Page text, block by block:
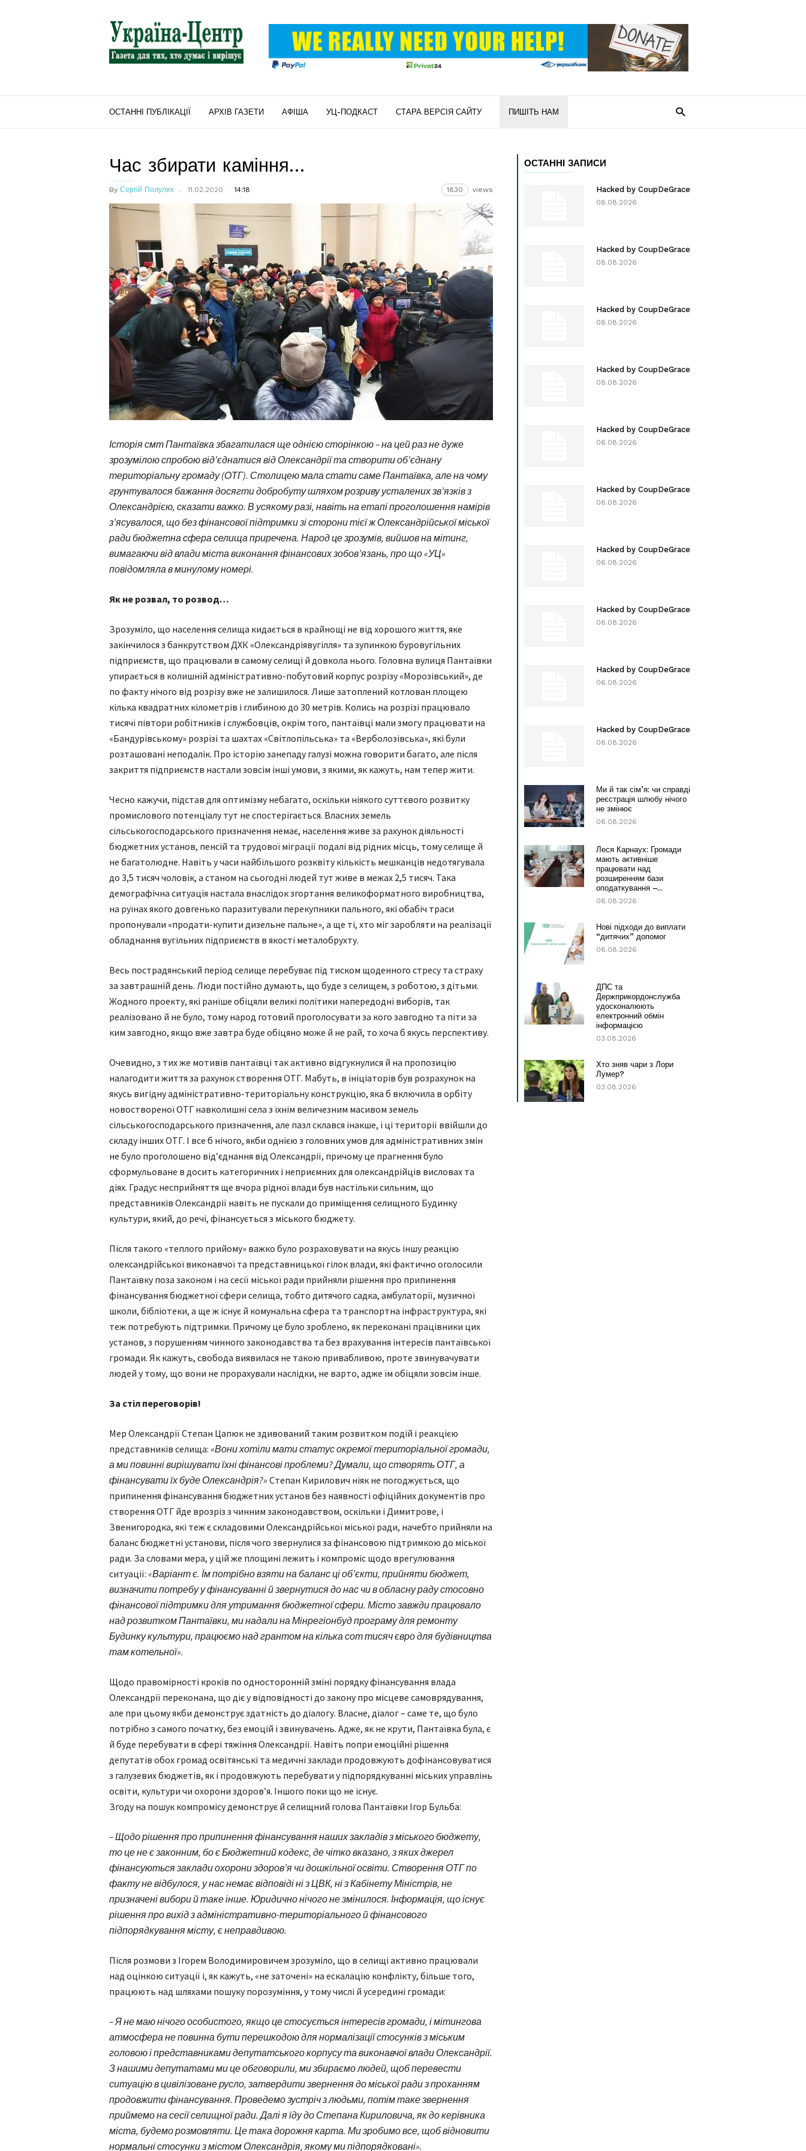
"Україна-
Центр"
ОСТАННІ ПУБЛІКАЦІЇ АРХІВ ГАЗЕТИ АФІША УЦ-ПОДКАСТ СТАРА ВЕРСІЯ САЙТУ ПИШІТЬ НАМ
Час збирати каміння…
By Сергій Полулях 11.02.2020 14:18 1830 views
Історія смт Пантаївка збагатилася ще однією сторінкою – на цей раз не дуже
зрозумілою спробою від’єднатися від Олександрії та створити об’єднану
територіальну громаду (ОТГ). Столицею мала стати саме Пантаївка, але на чому
грунтувалося бажання досягти добробуту шляхом розриву усталених зв’язків з
Олександрією, сказати важко. В усякому разі, навіть на етапі проголошення намірів
з’ясувалося, що без фінансової підтримки зі сторони тієї ж Олександрійської міської
ради бюджетна сфера селища приречена. Народ це зрозумів, вийшов на мітинг,
вимагаючи від влади міста виконання фінансових зобов’язань, про що «УЦ»
повідомляла в минулому номері.
Як не розвал, то розвод…
Зрозуміло, що населення селища кидається в крайнощі не від хорошого життя, яке
закінчилося з банкрутством ДХК «Олександріявугілля» та зупинкою буровугільних
підприємств, що працювали в самому селищі й довкола нього. Головна вулиця Пантаївки
упирається в колишній адміністративно-побутовий корпус розрізу «Морозівський», де
по факту нічого від розрізу вже не залишилося. Лише затоплений котлован площею
кілька квадратних кілометрів і глибиною до 30 метрів. Колись на розрізі працювало
тисячі півтори робітників і службовців, окрім того, пантаївці мали змогу працювати на
«Бандурівському» розрізі та шахтах «Світлопільська» та «Верболозівська», які були
розташовані неподалік. Про історію занепаду галузі можна говорити багато, але після
закриття підприємств настали зовсім інші умови, з якими, як кажуть, нам тепер жити.
Чесно кажучи, підстав для оптимізму небагато, оскільки ніякого суттєвого розвитку
промислового потенціалу тут не спостерігається. Власних земель
сільськогосподарського призначення немає, населення живе за рахунок діяльності
бюджетних установ, пенсій та трудової міграції подалі від рідних місць, тому селище й
не багатолюдне. Навіть у часи найбільшого розквіту кількість мешканців недотягувала
до 3,5 тисяч чоловік, а станом на сьогодні людей тут живе в межах 2,5 тисяч. Така
демографічна ситуація настала внаслідок згортання великоформатного виробництва,
на руїнах якого довгенько паразитували перекупники пального, які обабіч траси
пропонували «продати-купити дизельне пальне», а ще ті, хто міг заробляти на реалізації
обладнання вугільних підприємств в якості металобрухту.
Весь пострадянський період селище перебуває під тиском щоденного стресу та страху
за завтрашній день. Люди постійно думають, що буде з селищем, з роботою, з дітьми.
Жодного проекту, які раніше обіцяли великі політики напередодні виборів, так
реалізовано й не було, тому народ готовий проголосувати за кого завгодно та піти за
ким завгодно, якщо вже завтра буде обіцяно може й не рай, то хоча б якусь перспективу.
Очевидно, з тих же мотивів пантаївці так активно відгукнулися й на пропозицію
налагодити життя за рахунок створення ОТГ. Мабуть, в ініціаторів був розрахунок на
якусь вигідну адміністративно-територіальну конструкцію, яка б включила в орбіту
новоствореної ОТГ навколишні села з їхнім величезним масивом земель
сільськогосподарського призначення, але пазл склався інакше, і ці території ввійшли до
складу інших ОТГ. І все б нічого, якби однією з головних умов для адміністративних змін
не було проголошено від’єднання від Олександрії, причому це прагнення було
сформульоване в досить категоричних і неприємних для олександрійців висловах та
діях. Градус несприйняття ще вчора рідної влади був настільки сильним, що
представників Олександрії навіть не пускали до приміщення селищного Будинку
культури, який, до речі, фінансується з міського бюджету.
Після такого «теплого прийому» важко було розраховувати на якусь іншу реакцію
олександрійської виконавчої та представницької гілок влади, які фактично оголосили
Пантаївку поза законом і на сесії міської ради прийняли рішення про припинення
фінансування бюджетної сфери селища, тобто дитячого садка, амбулаторії, музичної
школи, бібліотеки, а ще ж існує й комунальна сфера та транспортна інфраструктура, які
теж потребують підтримки. Причому це було зроблено, як переконані працівники цих
установ, з порушенням чинного законодавства та без врахування інтересів пантаївської
громади. Як кажуть, свобода виявилася не такою привабливою, проте звинувачувати
людей у тому, що вони не прорахували наслідки, не варто, адже їм обіцяли зовсім інше.
За стіл переговорів!
Мер Олександрії Степан Цапюк не здивований таким розвитком подій і реакцією
представників селища: «Вони хотіли мати статус окремої територіальної громади,
а ми повинні вирішувати їхні фінансові проблеми? Думали, що створять ОТГ, а
фінансувати їх буде Олександрія?» Степан Кирилович ніяк не погоджується, що
припинення фінансування бюджетних установ без наявності офіційних документів про
створення ОТГ йде врозріз з чинним законодавством, оскільки і Димитрове, і
Звенигородка, які теж є складовими Олександрійської міської ради, начебто прийняли на
баланс бюджетні установи, після чого звернулися за фінансовою підтримкою до міської
ради. За словами мера, у цій же площині лежить і компроміс щодо врегулювання
ситуації: «Варіант є. Їм потрібно взяти на баланс ці об’єкти, прийняти бюджет,
визначити потребу у фінансуванні й звернутися до нас чи в обласну раду стосовно
фінансової підтримки для утримання бюджетної сфери. Місто завжди працювало
над розвитком Пантаївки, ми надали на Мінрегіонбуд програму для ремонту
Будинку культури, працюємо над грантом на кілька сот тисяч євро для будівництва
там котельної».
Щодо правомірності кроків по односторонній зміні порядку фінансування влада
Олександрії переконана, що діє у відповідності до закону про місцеве самоврядування,
але при цьому якби демонструє здатність до діалогу. Власне, діалог – саме те, що було
потрібно з самого початку, без емоцій і звинувачень. Адже, як не крути, Пантаївка була, є
й буде перебувати в сфері тяжіння Олександрії. Навіть попри емоційні рішення
депутатів обох громад освітянські та медичні заклади продовжують дофінансовуватися
з галузевих бюджетів, як і продовжують перебувати у підпорядкуванні міських управлінь
освіти, культури чи охорони здоров’я. Іншого поки що не існує.
Згоду на пошук компромісу демонструє й селищний голова Пантаївки Ігор Бульба:
– Щодо рішення про припинення фінансування наших закладів з міського бюджету,
то це не є законним, бо є Бюджетний кодекс, де чітко вказано, з яких джерел
фінансуються заклади охорони здоров’я чи дошкільної освіти. Створення ОТГ по
факту не відбулося, у нас немає відповіді ні з ЦВК, ні з Кабінету Міністрів, не
призначені вибори й таке інше. Юридично нічого не змінилося. Інформація, що існує
рішення про вихід з адміністративно-територіального й фінансового
підпорядкування місту, є неправдивою.
Після розмови з Ігорем Володимировичем зрозуміло, що в селищі активно працювали
над оцінкою ситуації і, як кажуть, «не заточені» на ескалацію конфлікту, більше того,
працюють над шляхами пошуку порозуміння, у тому числі й усередині громади:
– Я не маю нічого особистого, якщо це стосується інтересів громади, і мітингова
атмосфера не повинна бути перешкодою для нормалізації стосунків з міським
головою і представниками депутатського корпусу та виконавчої влади Олександрії.
З нашими депутатами ми це обговорили, ми збираємо людей, щоб перевести
ситуацію в цивілізоване русло, затвердити звернення до міської ради з проханням
продовжити фінансування. Проведемо зустріч з людьми, потім таке звернення
приймемо на сесії селищної ради. Далі я їду до Степана Кириловича, як до керівника
міста, будемо розмовляти. Це така дорожня карта. Ми зробимо все, щоб відновити
нормальні стосунки з містом Олександрія, якому ми підпорядковані».
ОСТАННІ ЗАПИСИ
Hacked by CoupDeGrace
08.08.2026
Hacked by CoupDeGrace
08.08.2026
Hacked by CoupDeGrace
08.08.2026
Hacked by CoupDeGrace
08.08.2026
Hacked by CoupDeGrace
06.08.2026
Hacked by CoupDeGrace
06.08.2026
Hacked by CoupDeGrace
06.08.2026
Hacked by CoupDeGrace
06.08.2026
Hacked by CoupDeGrace
06.08.2026
Hacked by CoupDeGrace
06.08.2026
Ми й так сім’я: чи справді
реєстрація шлюбу нічого
не змінює
06.08.2026
Леся Карнаух: Громади
мають активніше
працювати над
розширенням бази
оподаткування –...
06.08.2026
Нові підходи до виплати
“дитячих” допомог
06.08.2026
ДПС та
Держприкордонслужба
удосконалюють
електронний обмін
інформацією
03.08.2026
Хто зняв чари з Лори
Лумер?
03.08.2026